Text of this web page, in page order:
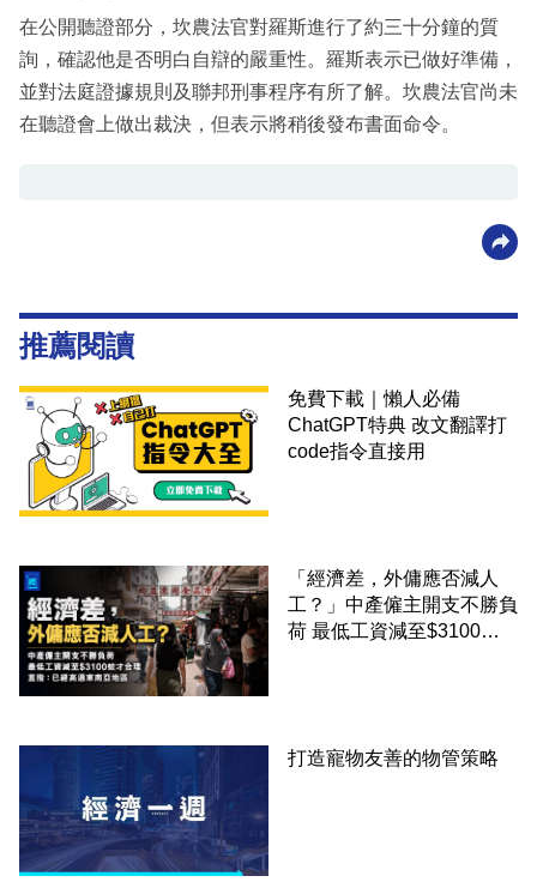
在公開聽證部分，坎農法官對羅斯進行了約三十分鐘的質
詢，確認他是否明白自辯的嚴重性。羅斯表示已做好準備，
並對法庭證據規則及聯邦刑事程序有所了解。坎農法官尚未
在聽證會上做出裁決，但表示將稍後發布書面命令。
推薦閱讀
免費下載｜懶人必備
ChatGPT特典 改文翻譯打
code指令直接用
「經濟差，外傭應否減人
工？」中產僱主開支不勝負
荷 最低工資減至$3100蚊
打造寵物友善的物管策略